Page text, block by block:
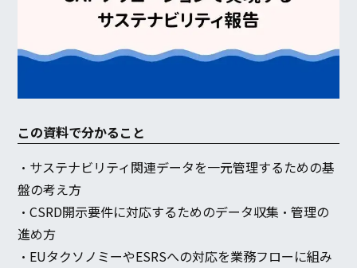
この資料で分かること
・サステナビリティ関連データを一元管理するための基
盤の考え方
・CSRD開示要件に対応するためのデータ収集・管理の
進め方
・EUタクソノミーやESRSへの対応を業務フローに組み